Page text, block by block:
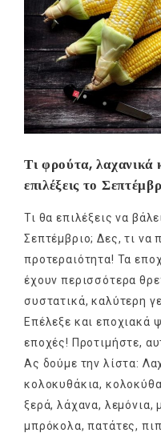
Τι φρούτα, λαχανικά
επιλέξεις το
Τι θα επιλέξεις να
Σεπτέμβριο; Δες, τι να
προτεραιότητα! Τα
έχουν περισσότερα
συστατικά, καλύτερη
Επέλεξε και εποχιακά
εποχές! Προτιμήστε,
Ας δούμε την λίστα:
κολοκυθάκια,
ξερά, λάχανα, λεμόνια,
μπρόκολα, πατάτες,